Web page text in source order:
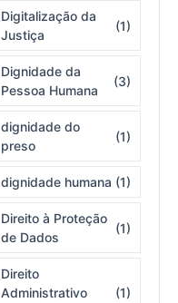
Digitalização da
Justiça
(1)
Dignidade da
Pessoa Humana
(3)
dignidade do
preso
(1)
dignidade humana (1)
Direito à Proteção
de Dados
(1)
Direito
Administrativo
(1)